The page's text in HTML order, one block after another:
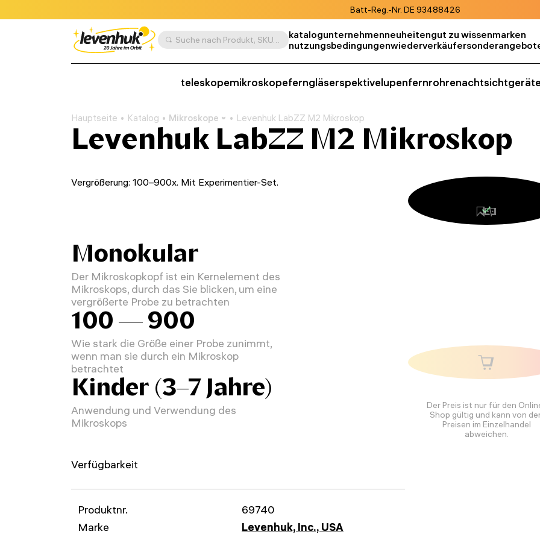
Batt-Reg.-Nr. DE 93488426
Suche nach Produkt, SKU, Kategorie, usw. katalogunternehmenneuheitengut zu wissenmarken
nutzungsbedingungenwiederverkäufer
teleskopemikroskopeferngläserspektivelupenfernrohre
Hauptseite Katalog Mikroskope Levenhuk LabZZ M2 Mikroskop
Levenhuk LabZZ M2 Mikroskop
Der Preis ist nur für den
Shop gültig und kann von
Preisen im Einzelhandel
abweichen.
Vergrößerung: 100–900x. Mit Experimentier-Set.
Monokular
Der Mikroskopkopf ist ein Kernelement des
Mikroskops, durch das Sie blicken, um eine
vergrößerte Probe zu betrachten
100 — 900
Wie stark die Größe einer Probe zunimmt,
wenn man sie durch ein Mikroskop
betrachtet
Kinder (3–7 Jahre)
Anwendung und Verwendung des
Mikroskops
Verfügbarkeit
Produktnr.
69740
Marke
Levenhuk, Inc., USA